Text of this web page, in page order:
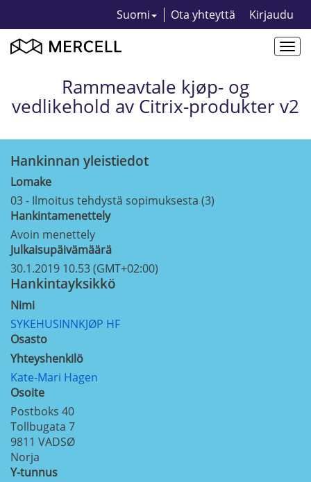
Suomi Ota yhteyttä Kirjaudu
Rammeavtale kjøp- og
vedlikehold av Citrix-produkter v2
Hankinnan yleistiedot
Lomake
03 - Ilmoitus tehdystä sopimuksesta (3)
Hankintamenettely
Avoin menettely
Julkaisupäivämäärä
30.1.2019 10.53 (GMT+02:00)
Hankintayksikkö
Nimi
SYKEHUSINNKJØP HF
Osasto
Yhteyshenkilö
Kate-Mari Hagen
Osoite
Postboks 40
Tollbugata 7
9811 VADSØ
Norja
Y-tunnus